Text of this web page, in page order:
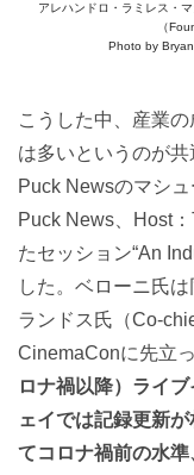
アレハンドロ・ラミレス・
（
Photo by
こうした中、産業
は多いというのが
Puck Newsのマシ
Puck News、Host
たセッション“An
した。ベローニ氏
ランドス氏（Co-
CinemaConに先立
ロナ禍以降）ライ
ェイでは記録更新
てコロナ禍前の水